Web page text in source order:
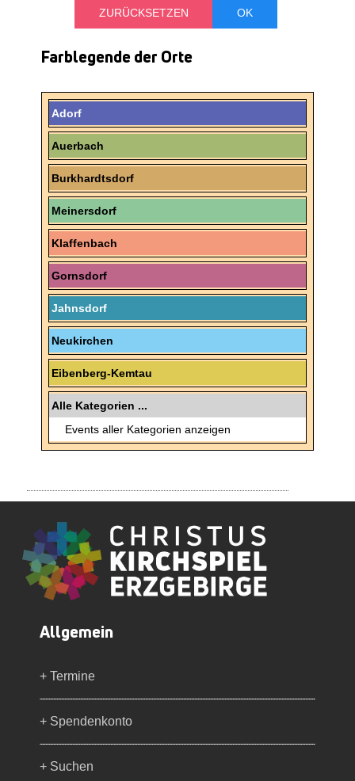
Farblegende der Orte
Adorf
Auerbach
Burkhardtsdorf
Meinersdorf
Klaffenbach
Gornsdorf
Jahnsdorf
Neukirchen
Eibenberg-Kemtau
Alle Kategorien ...
Events aller Kategorien anzeigen
Allgemein
+ Termine
+ Spendenkonto
+ Suchen